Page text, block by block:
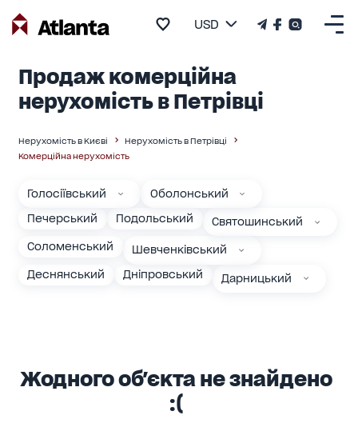
USD
Продаж комерційна
нерухомість в Петрівці
Нерухомість в Києві
Нерухомість в Петрівці
Комерційна нерухомість
Голосіївський
Оболонський
Печерський
Подольський
Святошинський
Соломенський
Шевченківський
Деснянський
Дніпровський Дарницький
Жодного об'єкта не знайдено
:(